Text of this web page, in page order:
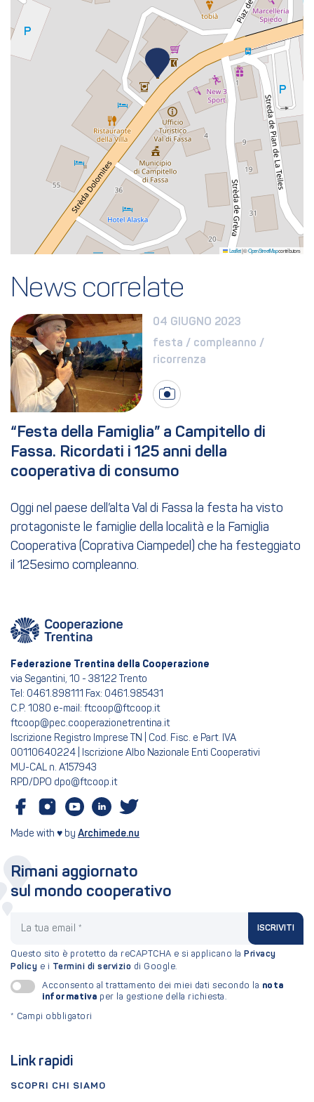
Leaflet|©OpenStreetMapcontributors
News correlate
04 GIUGNO 2023
festa / compleanno /
ricorrenza
“Festa della Famiglia” a Campitello di
Fassa. Ricordati i 125 anni della
cooperativa di consumo
Oggi nel paese dell’alta Val di Fassa la festa ha visto
protagoniste le famiglie della località e la Famiglia
Cooperativa (Coprativa Ciampedel) che ha festeggiato
il 125esimo compleanno.
Federazione Trentina della Cooperazione
via Segantini, 10 - 38122 Trento
Tel: 0461.898111 Fax: 0461.985431
C.P. 1080 e-mail: ftcoop@ftcoop.it
ftcoop@pec.cooperazionetrentina.it
Iscrizione Registro Imprese TN | Cod. Fisc. e Part. IVA
00110640224 | Iscrizione Albo Nazionale Enti Cooperativi
MU-CAL n. A157943
RPD/DPO dpo@ftcoop.it
Made with ♥ by Archimede.nu
Link rapidi
SCOPRI CHI SIAMO
Rimani aggiornato
sul mondo cooperativo
ISCRIVITI
Questo sito è protetto da reCAPTCHA e si applicano la Privacy
Policy e i Termini di servizio di Google.
Acconsento al trattamento dei miei dati secondo la nota
informativa per la gestione della richiesta.
* Campi obbligatori